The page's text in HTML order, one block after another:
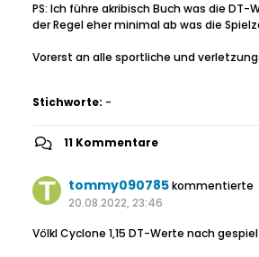
PS: Ich führe akribisch Buch was die
der Regel eher minimal ab was die
Vorerst an alle sportliche und
Stichworte: -
11 Kommentare
tommy090785kommentierte
20.08.2022, 23:46
Völkl Cyclone 1,15 DT-Werte nach